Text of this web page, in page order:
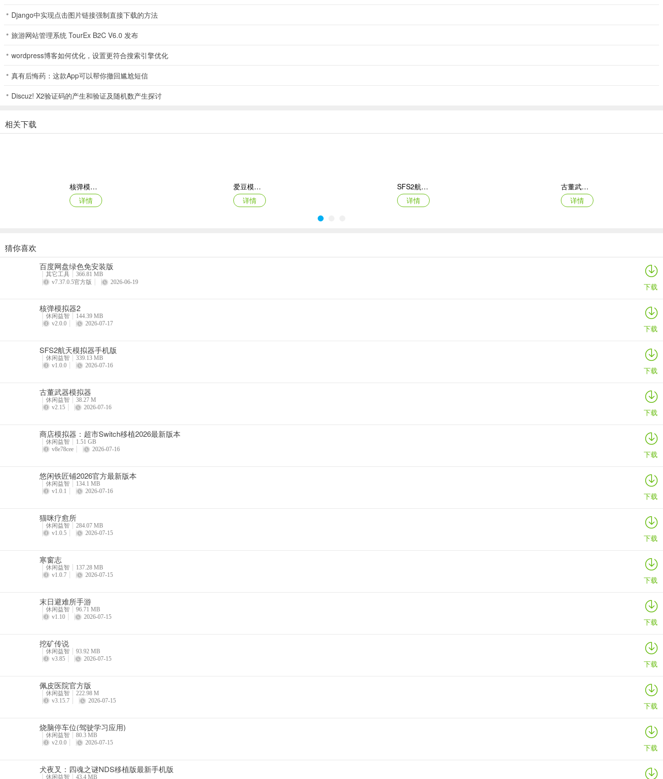
1、休闲与策略并重
既保留了传统大富翁的轻松上手、随机乐趣，又通过资源管理、卡牌搭配、路线选择等元素提升策略深度，适合不同偏好玩家。
游戏中内置多种轻松有趣的小游戏，在主线对局之外带来意外惊喜与节奏调节，增强整体趣味性。
4、高自由度对战体验
Django中实现点击图片链接强制直接下载的方法
旅游网站管理系统 TourEx B2C V6.0 发布
wordpress博客如何优化，设置更符合搜索引擎优化
真有后悔药：这款App可以帮你撤回尴尬短信
Discuz! X2验证码的产生和验证及随机数产生探讨
相关下载
核弹模拟器2
详情
爱豆模拟器最新版
详情
SFS2航天模拟器手机版
详情
古董武器模拟器
详情
商店模拟器：超市Switch移植2026最新版本
详情
悠闲铁匠铺2026官方最新版本
猫咪疗愈所
寒窗志
猜你喜欢
百度网盘绿色免安装版
其它工具
366.81 MB
v7.37.0.5官方版
2026-06-19 下载
核弹模拟器2
休闲益智
144.39 MB
v2.0.0
2026-07-17 下载
SFS2航天模拟器手机版
休闲益智
339.13 MB
v1.0.0
2026-07-16 下载
古董武器模拟器
休闲益智
38.27 M
v2.15
2026-07-16 下载
商店模拟器：超市Switch移植2026最新版本
休闲益智
1.51 GB
v8e78cee
2026-07-16 下载
悠闲铁匠铺2026官方最新版本
休闲益智
134.1 MB
v1.0.1
2026-07-16 下载
猫咪疗愈所
休闲益智
284.07 MB
v1.0.5
2026-07-15 下载
寒窗志
休闲益智
137.28 MB
v1.0.7
2026-07-15 下载
末日避难所手游
休闲益智
96.71 MB
v1.10
2026-07-15 下载
挖矿传说
休闲益智
93.92 MB
v3.85
2026-07-15 下载
佩皮医院官方版
休闲益智
222.98 M
v3.15.7
2026-07-15 下载
烧脑停车位(驾驶学习应用)
休闲益智
80.3 MB
v2.0.0
2026-07-15 下载
犬夜叉：四魂之谜NDS移植版最新手机版
休闲益智 43.4 MB